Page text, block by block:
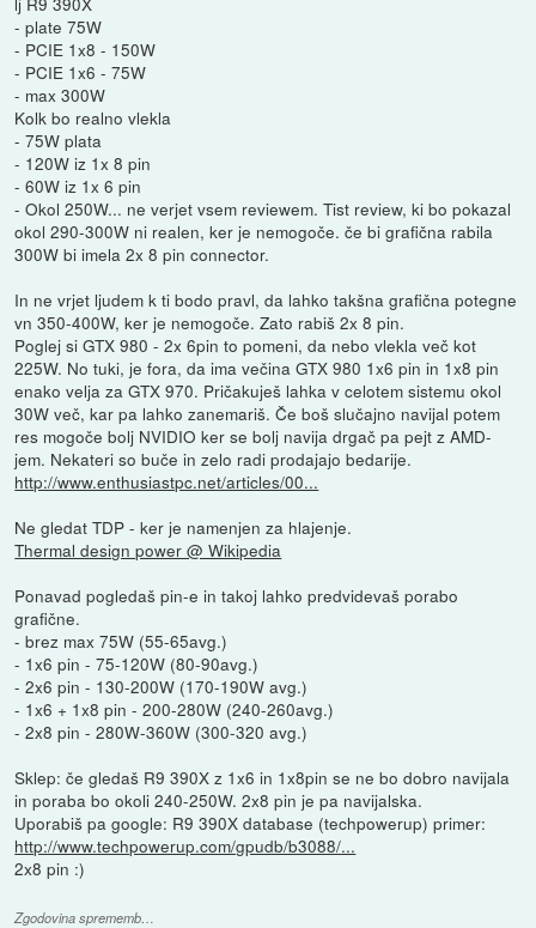
- plate 75W
- PCIE 1x8 - 150W
- PCIE 1x6 - 75W
- max 300W
Kolk bo realno vlekla
- 75W plata
- 120W iz 1x 8 pin
- 60W iz 1x 6 pin
- Okol 250W... ne verjet vsem reviewem. Tist review, ki bo pokazal
okol 290-300W ni realen, ker je nemogoče. če bi grafična rabila
300W bi imela 2x 8 pin connector.
In ne vrjet ljudem k ti bodo pravl, da lahko takšna grafična potegne
vn 350-400W, ker je nemogoče. Zato rabiš 2x 8 pin.
Poglej si GTX 980 - 2x 6pin to pomeni, da nebo vlekla več kot
225W. No tuki, je fora, da ima večina GTX 980 1x6 pin in 1x8 pin
enako velja za GTX 970. Pričakuješ lahka v celotem sistemu okol
30W več, kar pa lahko zanemariš. Če boš slučajno navijal potem
res mogoče bolj NVIDIO ker se bolj navija drgač pa pejt z AMD-
jem. Nekateri so buče in zelo radi prodajajo bedarije.
http://www.enthusiastpc.net/articles/00...
Ne gledat TDP - ker je namenjen za hlajenje.
Thermal design power @ Wikipedia
Ponavad pogledaš pin-e in takoj lahko predvidevaš porabo
grafične.
- brez max 75W (55-65avg.)
- 1x6 pin - 75-120W (80-90avg.)
- 2x6 pin - 130-200W (170-190W avg.)
- 1x6 + 1x8 pin - 200-280W (240-260avg.)
- 2x8 pin - 280W-360W (300-320 avg.)
Sklep: če gledaš R9 390X z 1x6 in 1x8pin se ne bo dobro navijala
in poraba bo okoli 240-250W. 2x8 pin je pa navijalska.
Uporabiš pa google: R9 390X database (techpowerup) primer:
http://www.techpowerup.com/gpudb/b3088/...
2x8 pin :)
Zgodovina sprememb…